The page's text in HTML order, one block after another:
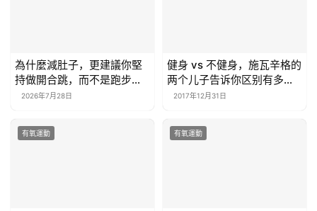
為什麼減肚子，更建議你堅
持做開合跳，而不是跑步
呢？
2026年7月28日
健身 vs 不健身，施瓦辛格的
两个儿子告诉你区别有多
大！
2017年12月31日
有氧運動 有氧運動